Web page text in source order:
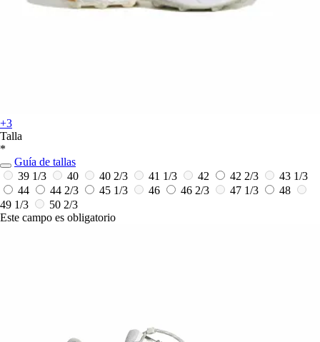
+3
Talla
*
Guía de tallas
39 1/3
40 40 2/3 41 1/3 42 42 2/3
43 1/3
44
44 2/3 45 1/3 46 46 2/3 47 1/3
48
49 1/3
50 2/3
Este campo es obligatorio